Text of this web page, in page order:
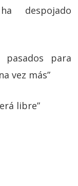
despojado
para
vez más”
libre”